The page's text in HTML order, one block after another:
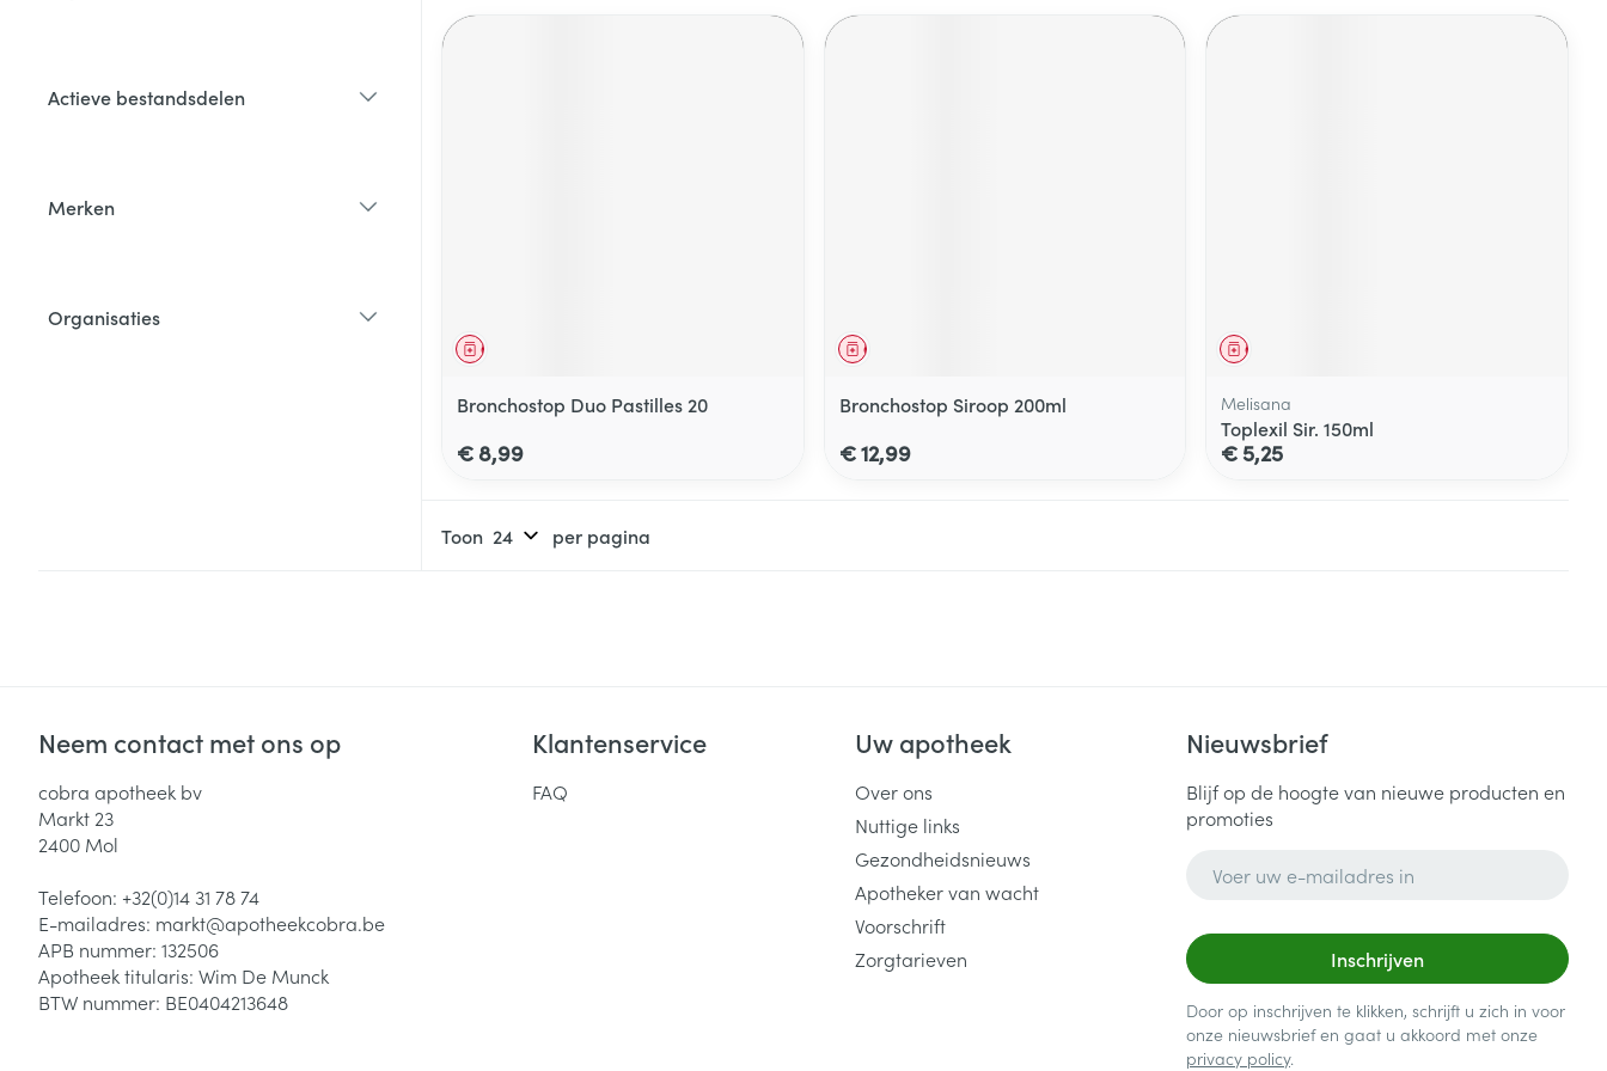
Actieve bestandsdelen
Merken
Organisaties
Geneesmiddel
Bronchostop Duo Pastilles 20
€ 8,99
Geneesmiddel
Bronchostop Siroop 200ml
€ 12,99
Geneesmiddel
Melisana
Toplexil Sir. 150ml
€ 5,25
Toon per pagina
Neem contact met ons op
cobra apotheek bv
Markt 23
2400 Mol
Telefoon: +32(0)14 31 78 74
E-mailadres: markt@apotheekcobra.be
APB nummer: 132506
Apotheek titularis: Wim De Munck
BTW nummer: BE0404213648
Klantenservice
FAQ
Uw apotheek
Over ons
Nuttige links
Gezondheidsnieuws
Apotheker van wacht
Voorschrift
Zorgtarieven
Nieuwsbrief
Blijf op de hoogte van nieuwe producten en
promoties
Inschrijven
Door op inschrijven te klikken, schrijft u zich in voor
onze nieuwsbrief en gaat u akkoord met onze
privacy policy.